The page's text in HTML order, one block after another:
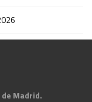
Madrid.